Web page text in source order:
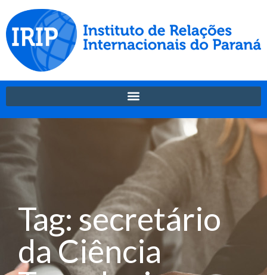
Tag: secretário
da Ciência